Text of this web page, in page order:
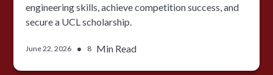
engineering skills, achieve competition success, and
secure a UCL scholarship.
June 22, 2026 • 8 Min Read